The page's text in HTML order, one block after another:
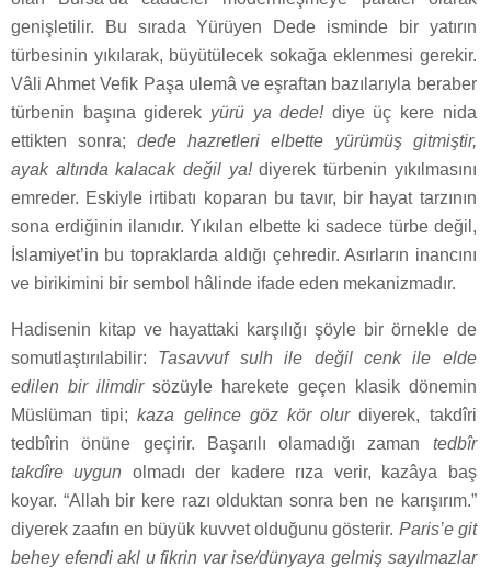
genişletilir. Bu sırada Yürüyen Dede is­minde bir yatırın
türbesinin yıkılarak, büyütülecek sokağa eklenmesi gerekir.
Vâli Ahmet Vefik Pa­şa ulemâ ve eşraftan bazılarıyla beraber
türbenin başına giderek yürü ya dede!diye üç kere nida
ettikten sonra;dede hazretleri elbette yürümüş git­miştir,
ayak altında kalacak değil ya!diyerek türbenin yı­kılmasını
emreder. Eskiyle irtibatı koparan bu tavır, bir hayat tarzının
sona erdiğinin ilanıdır. Yıkılan elbette ki sadece türbe değil,
İslamiyet’in bu topraklarda aldığı çehredir. Asırların inancını
ve birikimini bir sembol hâlinde ifade eden mekanizmadır.
Hadisenin kitap ve hayattaki karşılığı şöyle bir örnekle de
somutlaştırılabilir: Tasavvuf sulh ile değil cenk ile elde
edilen bir ilimdirsözüyle harekete geçen klasik dönemin
Müslüman tipi;kaza gelince göz kör olurdiyerek, takdîri
tedbîrin önüne geçirir. Başarılı olamadığı zaman tedbîr
takdîre uygun olmadı der kadere rıza verir, kazâya baş
koyar. “Allah bir kere razı olduktan sonra ben ne karışırım.”
diyerek zaafın en büyük kuvvet olduğunu gösterir. Paris’e git
behey efendi akl u fikrin var ise/dünyaya gelmiş sayılmazlar